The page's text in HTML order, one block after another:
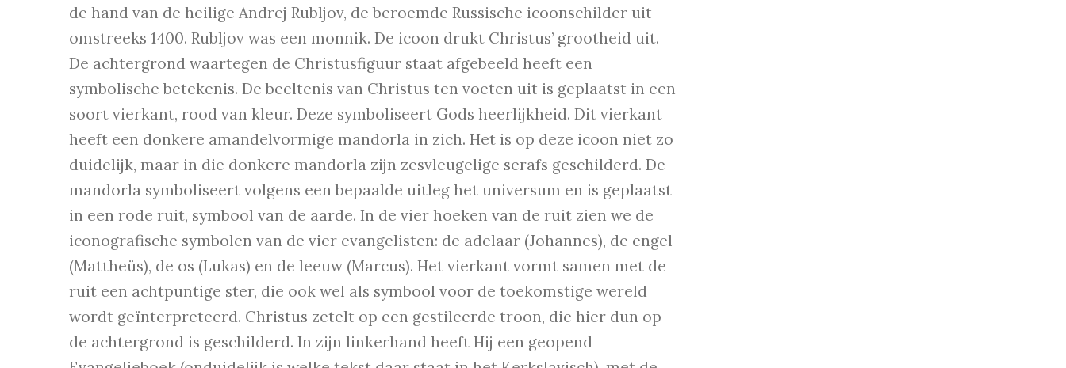
de hand van de heilige Andrej Rubljov, de beroemde Russische icoonschilder uit
omstreeks 1400. Rubljov was een monnik. De icoon drukt Christus’ grootheid uit.
De achtergrond waartegen de Christusfiguur staat afgebeeld heeft een
symbolische betekenis. De beeltenis van Christus ten voeten uit is geplaatst in een
soort vierkant, rood van kleur. Deze symboliseert Gods heerlijkheid. Dit vierkant
heeft een donkere amandelvormige mandorla in zich. Het is op deze icoon niet zo
duidelijk, maar in die donkere mandorla zijn zesvleugelige serafs geschilderd. De
mandorla symboliseert volgens een bepaalde uitleg het universum en is geplaatst
in een rode ruit, symbool van de aarde. In de vier hoeken van de ruit zien we de
iconografische symbolen van de vier evangelisten: de adelaar (Johannes), de engel
(Mattheüs), de os (Lukas) en de leeuw (Marcus). Het vierkant vormt samen met de
ruit een achtpuntige ster, die ook wel als symbool voor de toekomstige wereld
wordt geïnterpreteerd. Christus zetelt op een gestileerde troon, die hier dun op
de achtergrond is geschilderd. In zijn linkerhand heeft Hij een geopend